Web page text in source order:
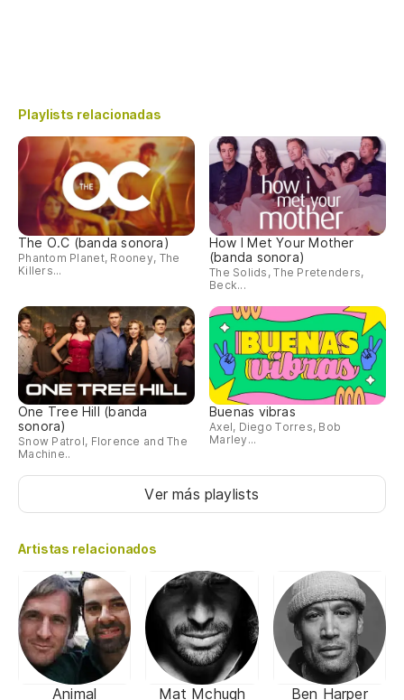
Playlists relacionadas
The O.C (banda sonora)
Phantom Planet, Rooney, The
Killers...
How I Met Your Mother
(banda sonora)
The Solids, The Pretenders,
Beck...
One Tree Hill (banda
sonora)
Snow Patrol, Florence and The
Machine..
Buenas vibras
Axel, Diego Torres, Bob
Marley...
Ver más playlists
Artistas relacionados
Animal
Mat Mchugh Ben Harper